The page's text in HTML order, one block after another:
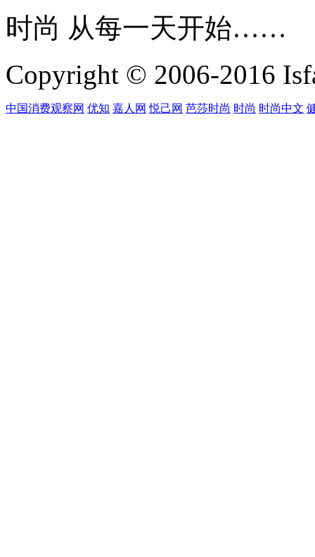
时尚 从每一天开始……
Copyright © 2006-2016
中国消费观察网 优知 嘉人网 悦己网 芭莎时尚 时尚 时尚中文